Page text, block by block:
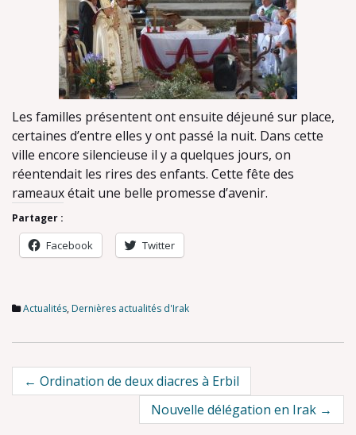
Les familles présentent ont ensuite déjeuné sur place,
certaines d’entre elles y ont passé la nuit. Dans cette
ville encore silencieuse il y a quelques jours, on
réentendait les rires des enfants. Cette fête des
rameaux était une belle promesse d’avenir.
Partager :
Facebook Twitter
Actualités,Dernières actualités d'Irak
Post
← Ordination de deux diacres à Erbil
Nouvelle délégation en Irak →